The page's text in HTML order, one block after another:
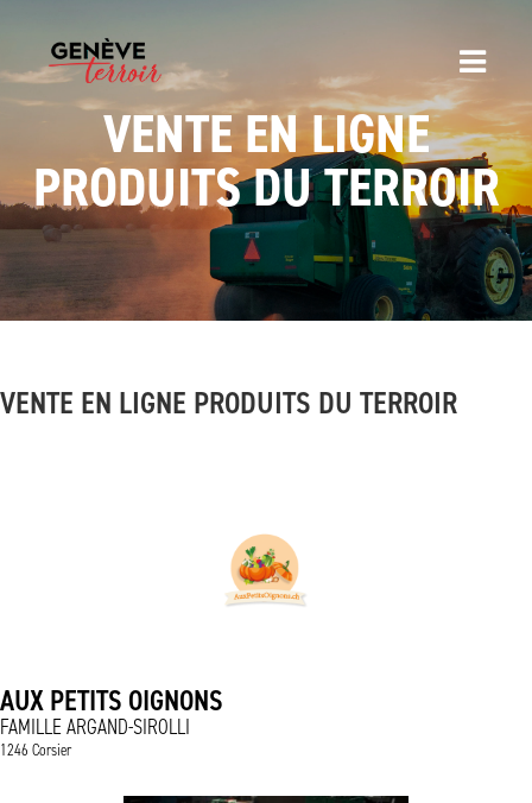
VENTE EN LIGNE
PRODUITS DU TERROIR
VENTE EN LIGNE PRODUITS DU TERROIR
AUX PETITS OIGNONS
FAMILLE ARGAND-SIROLLI
1246 Corsier